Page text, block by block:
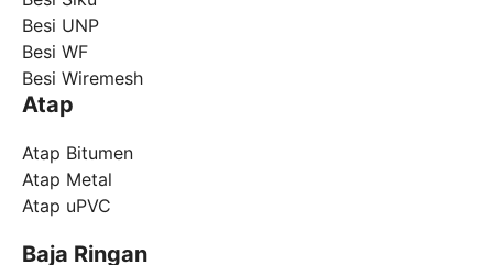
Besi UNP
Besi WF
Besi Wiremesh
Atap
Atap Bitumen
Atap Metal
Atap uPVC
Baja Ringan